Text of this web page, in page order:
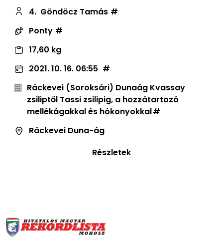
4. Göndöcz Tamás
Ponty
17,60 kg
2021. 10. 16. 06:55
Ráckevei (Soroksári) Dunaág Kvassay
zsiliptől Tassi zsilipig, a hozzátartozó
mellékágakkal és hókonyokkal
Ráckevei Duna-ág
Részletek